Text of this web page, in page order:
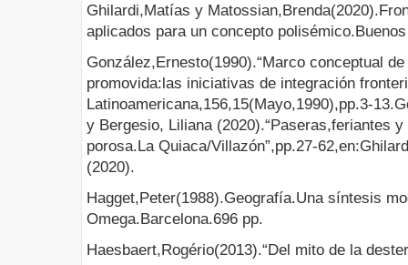
Ghilardi,Matías y
aplicados para un concepto
González,Ernesto(1990).“Marco conceptual
promovida:las iniciativas de integración
Latinoamericana,156,15(Mayo,1990),pp.3-
y Bergesio, Liliana (2020).“Paseras,feriantes
porosa.La Quiaca/Villazón”,pp.27-
(2020).
Hagget,Peter(1988).Geografía.Una síntesis
Omega.Barcelona.696 pp.
Haesbaert,Rogério(2013).“Del mito de la